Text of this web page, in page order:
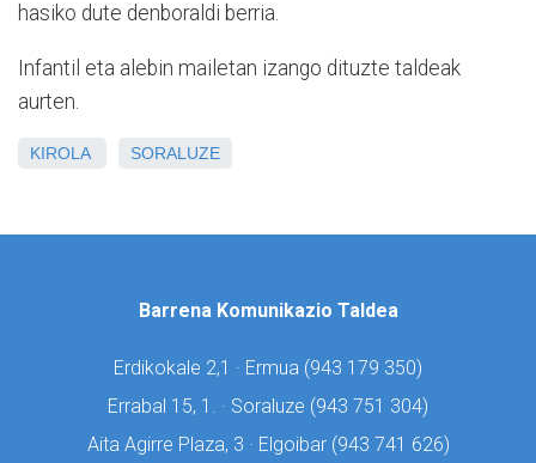
hasiko dute denboraldi berria.
Infantil eta alebin mailetan izango dituzte taldeak
aurten.
KIROLA SORALUZE
Barrena Komunikazio Taldea
Erdikokale 2,1 · Ermua (943 179 350)
Errabal 15, 1. · Soraluze (943 751 304)
Aita Agirre Plaza, 3 · Elgoibar (943 741 626)